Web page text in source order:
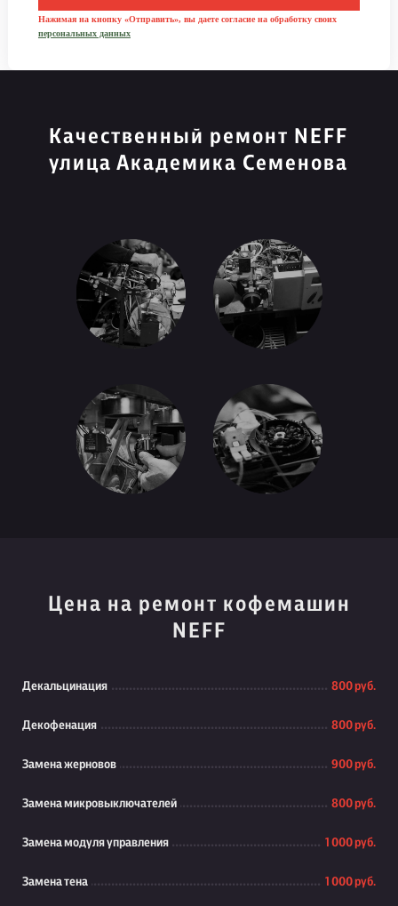
Нажимая на кнопку «Отправить», вы даете согласие на обработку своих
персональных данных
Качественный ремонт NEFF
улица Академика Семенова
Цена на ремонт кофемашин
NEFF
Декальцинация 800 руб.
Декофенация 800 руб.
Замена жерновов 900 руб.
Замена микровыключателей 800 руб.
Замена модуля управления 1 000 руб.
Замена тена 1 000 руб.